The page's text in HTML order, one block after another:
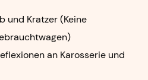
und Kratzer (Keine
an Karosserie und